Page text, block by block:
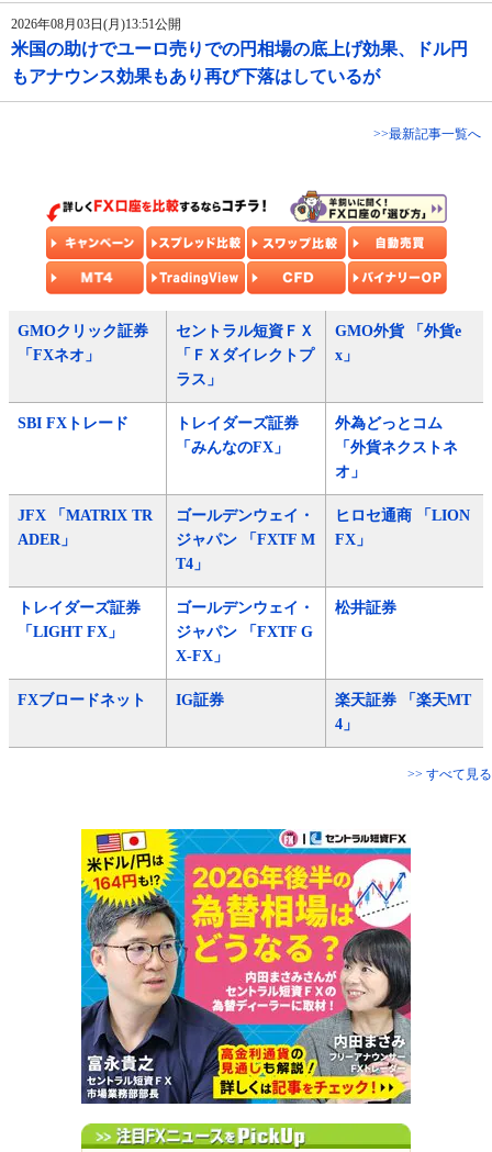
2026年08月03日(月)13:51公開
米国の助けでユーロ売りでの円相場の底上げ効果、ドル円
もアナウンス効果もあり再び下落はしているが
>>最新記事一覧へ
GMOクリック証券
「FXネオ」
セントラル短資ＦＸ
「ＦＸダイレクトプ
ラス」
GMO外貨 「外貨e
x」
SBI FXトレード
トレイダーズ証券
「みんなのFX」
外為どっとコム
「外貨ネクストネ
オ」
JFX 「MATRIX TR
ADER」
ゴールデンウェイ・
ジャパン 「FXTF M
T4」
ヒロセ通商 「LION
FX」
トレイダーズ証券
「LIGHT FX」
ゴールデンウェイ・
ジャパン 「FXTF G
X-FX」
松井証券
FXブロードネット IG証券
楽天証券 「楽天MT
4」
>> すべて見る